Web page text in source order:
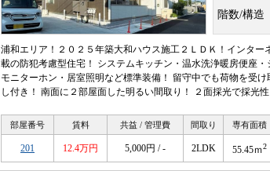
階数/構造
浦和エリア！２０２５年築大和ハウス施工２ＬＤＫ！インタ
載の防犯考慮型住宅！ システムキッチン・温水洗浄暖房便座
モニターホン・居室照明など標準装備！ 留守中でも荷物を受
し付き！ 南面に２部屋面した明るい間取り！ ２面採光で採光
部屋番号 賃料 共益 / 管理費 間取り 専有面積
201 12.4万円 5,000円 / - 2LDK 55.45ｍ2